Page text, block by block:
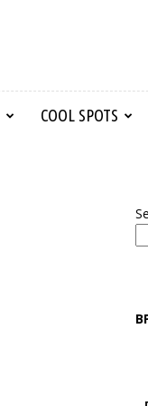
COOL SPOTS